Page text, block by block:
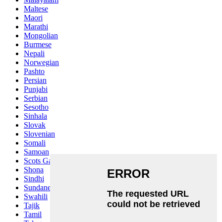
Maltese
Maori
Marathi
Mongolian
Burmese
Nepali
Norwegian
Pashto
Persian
Punjabi
Serbian
Sesotho
Sinhala
Slovak
Slovenian
Somali
Samoan
Scots Gaelic
Shona
Sindhi
Sundanese
Swahili
Tajik
Tamil